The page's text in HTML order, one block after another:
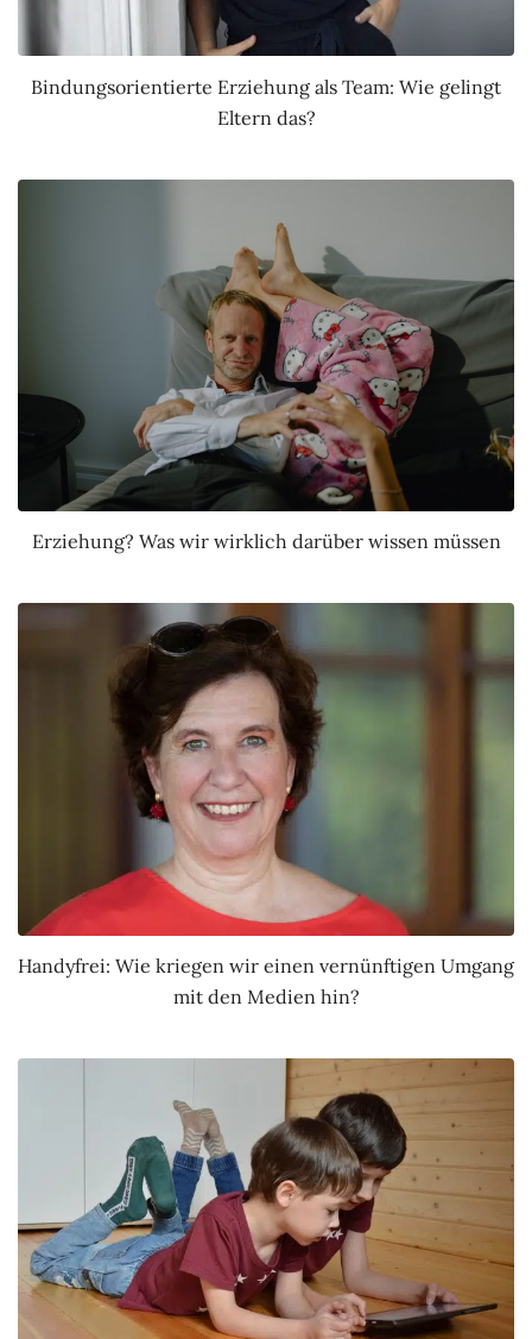
Bindungsorientierte Erziehung als Team: Wie gelingt
Eltern das?
Erziehung? Was wir wirklich darüber wissen müssen
Handyfrei: Wie kriegen wir einen vernünftigen Umgang
mit den Medien hin?